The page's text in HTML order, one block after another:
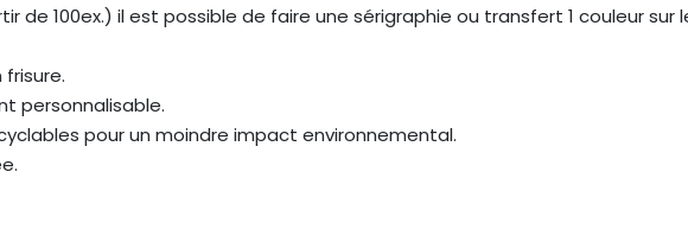
100ex.) il est possible de faire une sérigraphie ou transfert 1 couleur sur
personnalisable.
pour un moindre impact environnemental.